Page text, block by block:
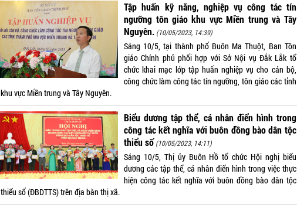
Tập huấn kỹ năng, nghiệp vụ công tác tín
ngưỡng tôn giáo khu vực Miền trung và Tây
Nguyên. (10/05/2023, 14:39)
Sáng 10/5, tại thành phố Buôn Ma Thuột, Ban Tôn
giáo Chính phủ phối hợp với Sở Nội vụ Đắk Lắk tổ
chức khai mạc lớp tập huấn nghiệp vụ cho cán bộ,
công chức làm công tác tín ngưỡng, tôn giáo các tỉnh
khu vực Miền trung và Tây Nguyên.
Biểu dương tập thể, cá nhân điển hình trong
công tác kết nghĩa với buôn đồng bào dân tộc
thiểu số (10/05/2023, 14:11)
Sáng 10/5, Thị ủy Buôn Hồ tổ chức Hội nghị biểu
dương các tập thể, cá nhân điển hình trong việc thực
hiện công tác kết nghĩa với buôn đồng bào dân tộc
thiểu số (ĐBDTTS) trên địa bàn thị xã.